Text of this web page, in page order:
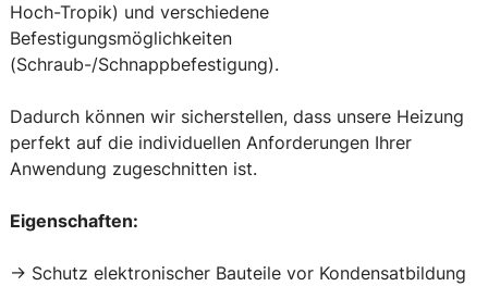
Hoch-Tropik) und verschiedene
Befestigungsmöglichkeiten
(Schraub-/Schnappbefestigung).
Dadurch können wir sicherstellen, dass unsere Heizung
perfekt auf die individuellen Anforderungen Ihrer
Anwendung zugeschnitten ist.
Eigenschaften:
-> Schutz elektronischer Bauteile vor Kondensatbildung